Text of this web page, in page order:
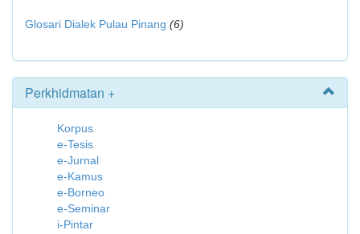
Glosari Dialek Pulau Pinang (6)
Perkhidmatan +
Korpus
e-Tesis
e-Jurnal
e-Kamus
e-Borneo
e-Seminar
i-Pintar